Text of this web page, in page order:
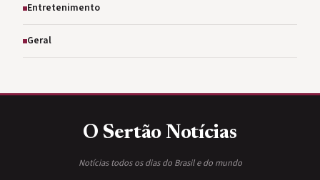
Entretenimento
Geral
O Sertão Notícias
Notícias todos os dias do Brasil e do mundo